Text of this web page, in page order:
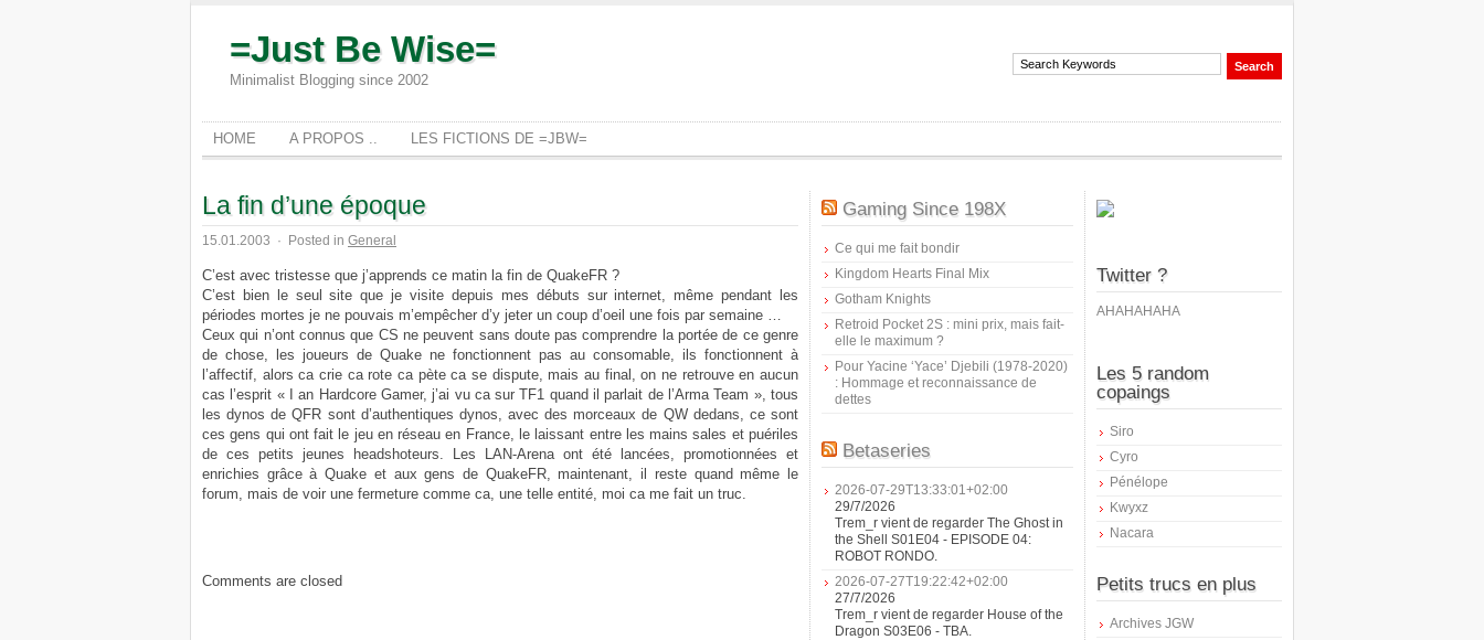
=Just Be Wise=
Minimalist Blogging since 2002
HOME A PROPOS .. LES FICTIONS DE =JBW=
La fin d’une époque
15.01.2003 · Posted in General
C’est avec tristesse que j’apprends ce matin la fin de QuakeFR ?
C’est bien le seul site que je visite depuis mes débuts sur internet, même pendant les
périodes mortes je ne pouvais m’empêcher d’y jeter un coup d’oeil une fois par semaine …
Ceux qui n’ont connus que CS ne peuvent sans doute pas comprendre la portée de ce genre
de chose, les joueurs de Quake ne fonctionnent pas au consomable, ils fonctionnent à
l’affectif, alors ca crie ca rote ca pète ca se dispute, mais au final, on ne retrouve en aucun
cas l’esprit « I an Hardcore Gamer, j’ai vu ca sur TF1 quand il parlait de l’Arma Team », tous
les dynos de QFR sont d’authentiques dynos, avec des morceaux de QW dedans, ce sont
ces gens qui ont fait le jeu en réseau en France, le laissant entre les mains sales et puériles
de ces petits jeunes headshoteurs. Les LAN-Arena ont été lancées, promotionnées et
enrichies grâce à Quake et aux gens de QuakeFR, maintenant, il reste quand même le
forum, mais de voir une fermeture comme ca, une telle entité, moi ca me fait un truc.
Comments are closed
Gaming Since 198X
Ce qui me fait bondir
Kingdom Hearts Final Mix
Gotham Knights
Retroid Pocket 2S : mini prix, mais fait-
elle le maximum ?
Pour Yacine ‘Yace’ Djebili (1978-2020)
: Hommage et reconnaissance de
dettes
Betaseries
2026-07-29T13:33:01+02:00
29/7/2026
Trem_r vient de regarder The Ghost in
the Shell S01E04 - EPISODE 04:
ROBOT RONDO.
2026-07-27T19:22:42+02:00
27/7/2026
Trem_r vient de regarder House of the
Dragon S03E06 - TBA.
Twitter ?
AHAHAHAHA
Les 5 random
copaings
Siro
Cyro
Pénélope
Kwyxz
Nacara
Petits trucs en plus
Archives JGW